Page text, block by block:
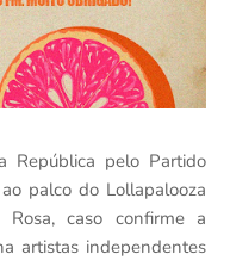
República pelo Partido
palco do Lollapalooza
caso confirme a
artistas independentes